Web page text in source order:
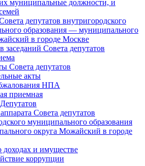
муниципальные должности, и
депутатов внутригородского
образования — муниципального
в городе Москве
заседаний Совета депутатов
Совета депутатов
акты
НПА
приемная
Совета депутатов
муниципального образования
округа Можайский в городе
доходах и имуществе
коррупции